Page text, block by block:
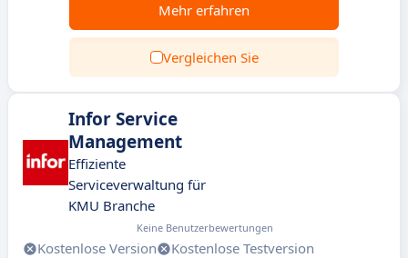
Mehr erfahren
Vergleichen Sie
Infor Service
Management
Effiziente
Serviceverwaltung für
KMU Branche
Keine Benutzerbewertungen
Kostenlose Version
Kostenlose Testversion